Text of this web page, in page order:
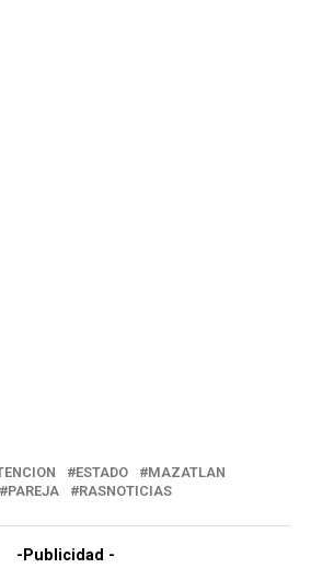
ESTADO
MAZATLAN
PAREJA RASNOTICIAS
-Publicidad -